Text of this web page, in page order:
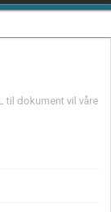
til dokument vil våre